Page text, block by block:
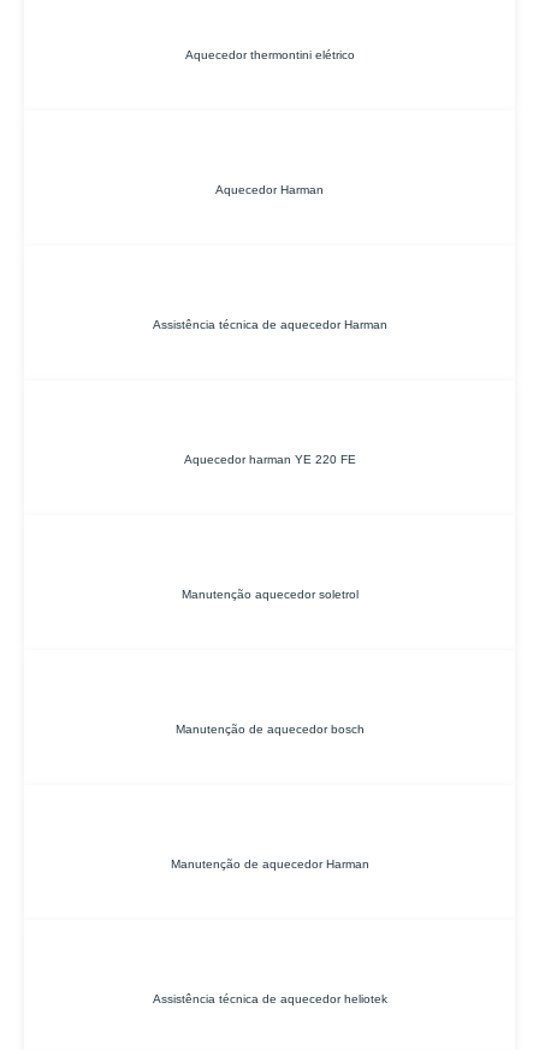
Aquecedor thermontini elétrico
Aquecedor Harman
Assistência técnica de aquecedor Harman
Aquecedor harman YE 220 FE
Manutenção aquecedor soletrol
Manutenção de aquecedor bosch
Manutenção de aquecedor Harman
Assistência técnica de aquecedor heliotek